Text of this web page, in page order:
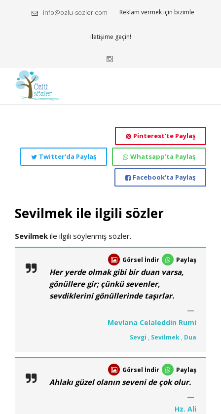
info@ozlu-sozler.com Reklam vermek için bizimle
iletişime geçin!
Pinterest'te Paylaş
Whatsapp'ta Paylaş
Twitter'da Paylaş
Facebook'ta Paylaş
Sevilmek ile ilgili sözler
Sevilmek ile ilgili söylenmiş sözler.
Görsel İndir Paylaş
Her yerde olmak gibi bir duan varsa,
gönüllere gir; çünkü sevenler,
sevdiklerini gönüllerinde taşırlar.
Mevlana Celaleddin Rumi
Sevgi , Sevilmek , Dua
Görsel İndir Paylaş
Ahlakı güzel olanın seveni de çok olur.
Hz. Ali